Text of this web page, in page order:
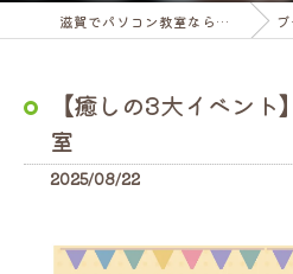
滋賀でパソコン教室ならパソコン教室ひだまり ブログ
【癒しの3大イベン
室
2025/08/22